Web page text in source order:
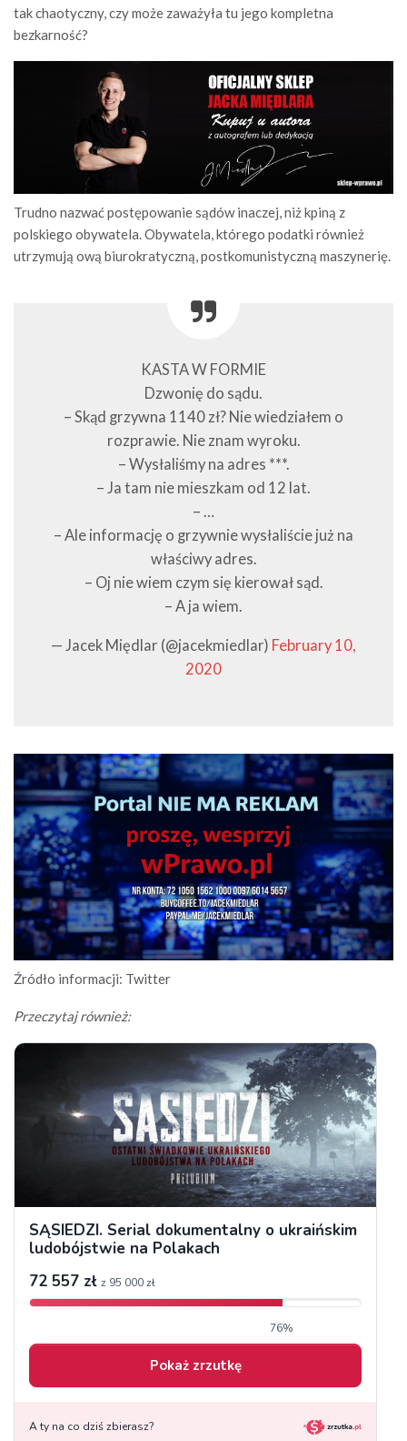
tak chaotyczny, czy może zaważyła tu jego kompletna
bezkarność?
Trudno nazwać postępowanie sądów inaczej, niż kpiną z
polskiego obywatela. Obywatela, którego podatki również
utrzymują ową biurokratyczną, postkomunistyczną maszynerię.
KASTA W FORMIE
Dzwonię do sądu.
– Skąd grzywna 1140 zł? Nie wiedziałem o
rozprawie. Nie znam wyroku.
– Wysłaliśmy na adres ***.
– Ja tam nie mieszkam od 12 lat.
– …
– Ale informację o grzywnie wysłaliście już na
właściwy adres.
– Oj nie wiem czym się kierował sąd.
– A ja wiem.
— Jacek Międlar (@jacekmiedlar) February 10,
2020
Źródło informacji: Twitter
Przeczytaj również: